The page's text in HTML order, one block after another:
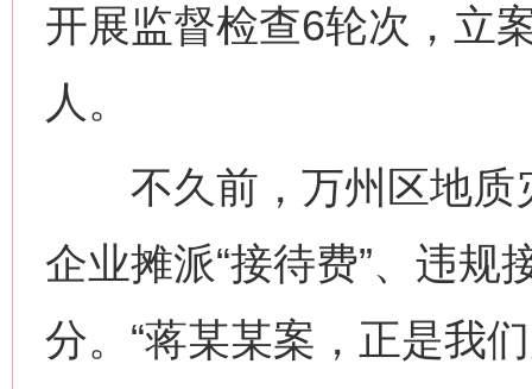
开展监督检查6轮次，立
人。
不久前，万州区地质
企业摊派“接待费”、违规
分。“蒋某某案，正是我